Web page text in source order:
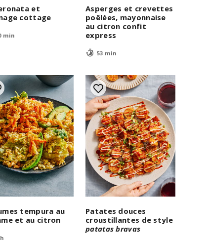
et
cottage
min
Asperges et crevettes
poêlées, mayonnaise
au citron confit
express
53 min
tempura au
et au citron
Patates douces
croustillantes de style
patatas bravas